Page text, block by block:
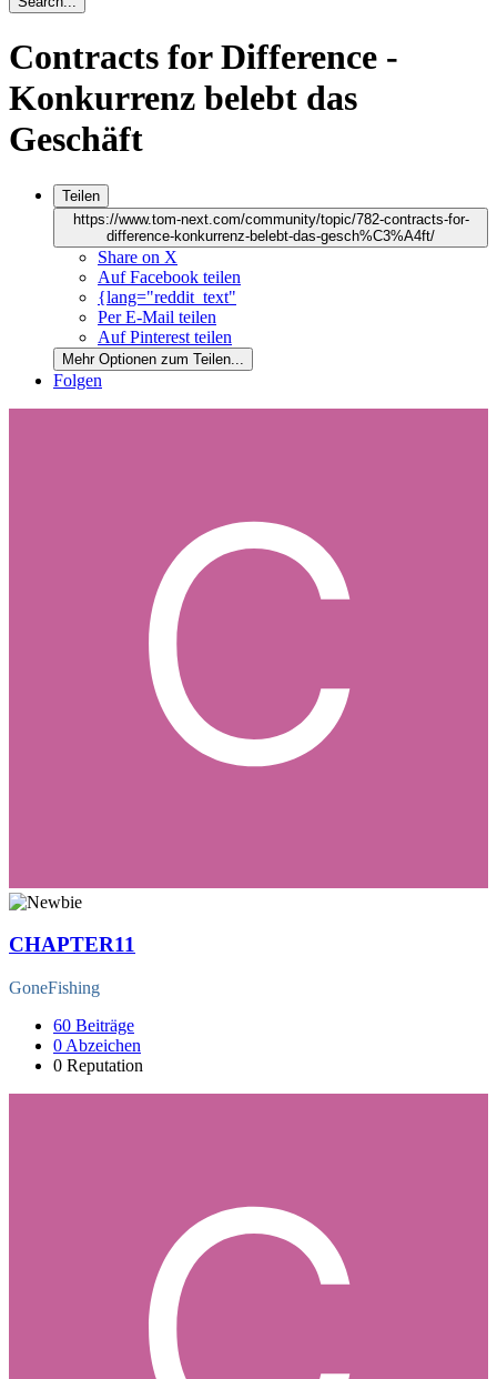
Contracts for Difference -
Konkurrenz belebt das
Geschäft
Teilen
https://www.tom-next.com/community/topic/782-contracts-for-
difference-konkurrenz-belebt-das-gesch%C3%A4ft/
Share on X
Auf Facebook teilen
{lang="reddit_text"
Per E-Mail teilen
Auf Pinterest teilen
Mehr Optionen zum Teilen...
Folgen
CHAPTER11
GoneFishing
60 Beiträge
0 Abzeichen
0 Reputation